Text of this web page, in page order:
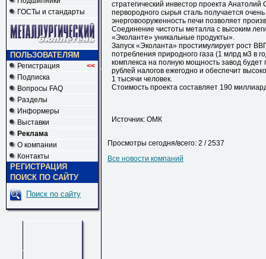
ГОСТы и стандарты
ПОЛЬЗОВАТЕЛЯМ
Регистрация <<
Подписка
Вопросы FAQ
Разделы
Информеры
Выставки
Реклама
О компании
Контакты
РЕГИСТРАЦИЯ
ПОИСК ПО САЙТУ
Поиск по сайту
стратегический инвестор проекта
первородного сырья сталь получается
энерговооруженность печи позволяет
Соединение чистоты металла с высоким
«Эколанте» уникальные продукты».
Запуск «Эколанта» простимулирует рост
потребления природного газа (1 млрд м3 в
комплекса на полную мощность завод
рублей налогов ежегодно и обеспечит
1 тысячи человек.
Стоимость проекта составляет 190
Источник: ОМК
Просмотры сегодня/всего: 2 / 2537
Все новости компаний